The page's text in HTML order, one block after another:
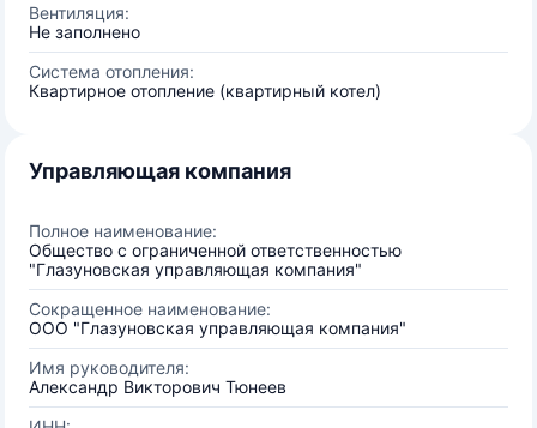
Вентиляция:
Не заполнено
Система отопления:
Квартирное отопление (квартирный котел)
Управляющая компания
Полное наименование:
Общество с ограниченной ответственностью
"Глазуновская управляющая компания"
Сокращенное наименование:
ООО "Глазуновская управляющая компания"
Имя руководителя:
Александр Викторович Тюнеев